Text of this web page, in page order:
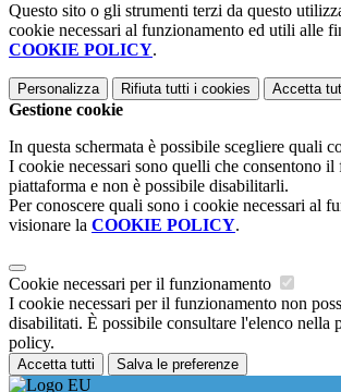
Questo sito o gli strumenti terzi da questo
cookie necessari al funzionamento ed utili alle
COOKIE POLICY.
Personalizza Rifiuta tutti i cookies Accetta
Gestione cookie
In questa schermata è possibile scegliere quali
I cookie necessari sono quelli che consentono il
piattaforma e non è possibile disabilitarli.
Per conoscere quali sono i cookie necessari al
visionare la COOKIE POLICY.
Cookie necessari per il funzionamento
I cookie necessari per il funzionamento non
disabilitati. È possibile consultare l'elenco nella
policy.
Accetta tutti Salva le preferenze